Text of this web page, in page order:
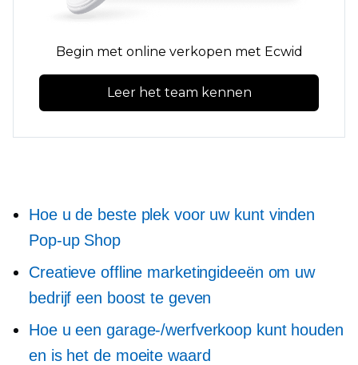
Begin met online verkopen met Ecwid
Leer het team kennen
Hoe u de beste plek voor uw kunt vinden
Pop-upShop
Creatieve offline marketingideeën om uw
bedrijf een boost te geven
Hoe u een garage-/werfverkoop kunt houden
en is het de moeite waard